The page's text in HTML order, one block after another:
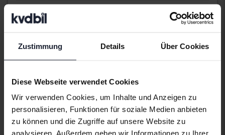
Zustimmung Details Über Cookies
Diese Webseite verwendet Cookies
Wir verwenden Cookies, um Inhalte und Anzeigen zu
personalisieren, Funktionen für soziale Medien anbieten
zu können und die Zugriffe auf unsere Website zu
analysieren. Außerdem geben wir Informationen zu Ihrer
500 SEK